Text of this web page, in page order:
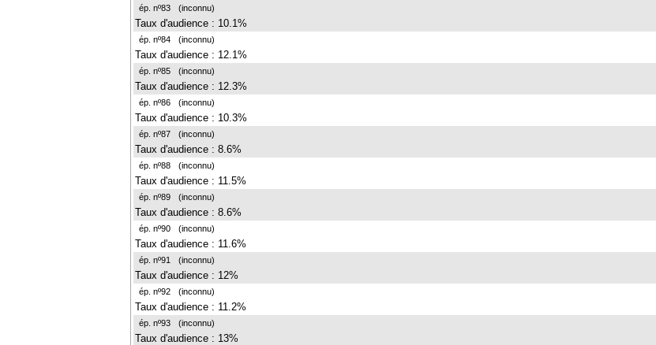
ép. nº83 (inconnu)
Taux d'audience : 10.1%
ép. nº84 (inconnu)
Taux d'audience : 12.1%
ép. nº85 (inconnu)
Taux d'audience : 12.3%
ép. nº86 (inconnu)
Taux d'audience : 10.3%
ép. nº87 (inconnu)
Taux d'audience : 8.6%
ép. nº88 (inconnu)
Taux d'audience : 11.5%
ép. nº89 (inconnu)
Taux d'audience : 8.6%
ép. nº90 (inconnu)
Taux d'audience : 11.6%
ép. nº91 (inconnu)
Taux d'audience : 12%
ép. nº92 (inconnu)
Taux d'audience : 11.2%
ép. nº93 (inconnu)
Taux d'audience : 13%